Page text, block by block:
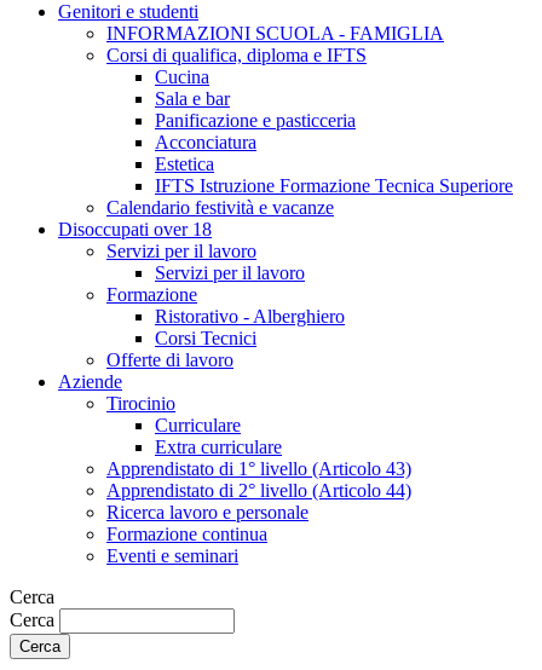
Genitori e studenti
INFORMAZIONI SCUOLA - FAMIGLIA
Corsi di qualifica, diploma e IFTS
Cucina
Sala e bar
Panificazione e pasticceria
Acconciatura
Estetica
IFTS Istruzione Formazione Tecnica Superiore
Calendario festività e vacanze
Disoccupati over 18
Servizi per il lavoro
Servizi per il lavoro
Formazione
Ristorativo - Alberghiero
Corsi Tecnici
Offerte di lavoro
Aziende
Tirocinio
Curriculare
Extra curriculare
Apprendistato di 1° livello (Articolo 43)
Apprendistato di 2° livello (Articolo 44)
Ricerca lavoro e personale
Formazione continua
Eventi e seminari
Cerca
Cerca